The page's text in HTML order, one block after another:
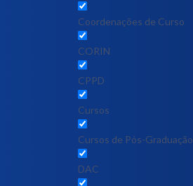
Coordenações de Curso
CORIN
CPPD
Cursos
Cursos de Pós-Graduação
DAC